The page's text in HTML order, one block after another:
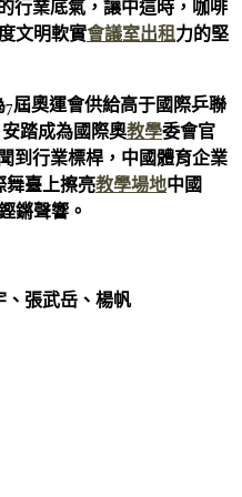
行業底氣，讓中這時，咖啡
文明軟實會議室出租力的堅
屆奧運會供給高于國際乒聯
踏成為國際奧教學委會官
到行業標桿，中國體育企業
舞臺上擦亮教學場地中國
鏘聲響。
、張武岳、楊帆